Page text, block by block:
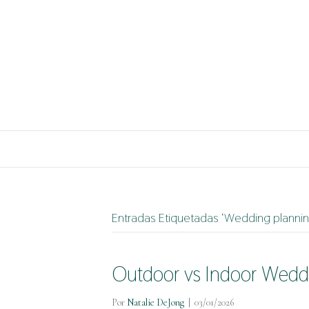
Entradas Etiquetadas ‘Wedding
Outdoor vs Indoor
Por Natalie DeJong 03/01/2026